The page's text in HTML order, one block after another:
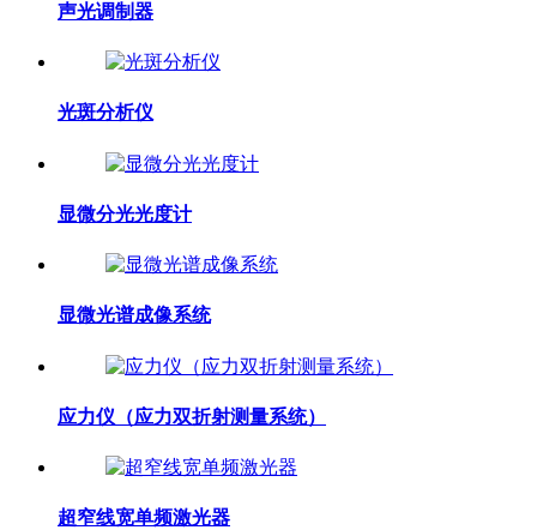
声光调制器
光斑分析仪
显微分光光度计
显微光谱成像系统
应力仪（应力双折射测量系统）
超窄线宽单频激光器